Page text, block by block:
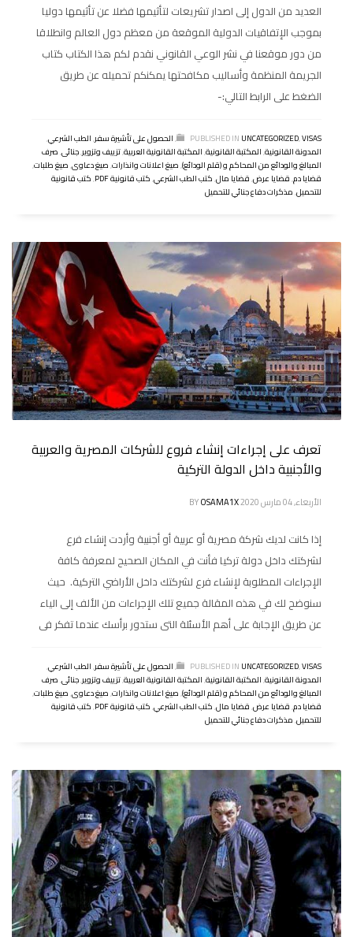
العديد من الدول إلى اصدار تشريعات لتأثيمها فضلا عن تأثيمها دوليا
بموجب الإتفاقيات الدولية الموقعة من معظم دول العالم وانطلاقا
من دور موقعنا في نشر الوعي القانوني نقدم لكم هذا الكتاب كتاب
الجريمة المنظمة وأساليب مكافحتها يمكنكم تحميله عن طريق
الضغط على الرابط التالي:-
PUBLISHED IN UNCATEGORIZED,VISAS
,الحصول على تأشيرة سفر,الطب الشرعي,
المدونة القانونية,المكتبة القانونية,المكتبة القانونية العربية,تزييف وتزوير,جنائى,صرف
المبالغ والودائع من المحاكم و (قلم الودائع),صيغ اعلانات وانذارات,صيغ دعاوى,صيغ طلبات,
قضايا دم,قضايا عرض,قضايا مال,كتب الطب الشرعي,كتب قانونية PDF ,كتب قانونية
للتحميل,مذكرات دفاع جنائي للتحميل
تعرف على إجراءات إنشاء فروع للشركات المصرية والعربية
والأجنبية داخل الدولة التركية
الأربعاء, 04 مارس 2020 BYOSAMA1X
إذا كانت لديك شركة مصرية أو عربية أو أجنبية وأردت إنشاء فرع
لشركتك داخل دولة تركيا فأنت في المكان الصحيح لمعرفة كافة
الإجراءات المطلوبة لإنشاء فرع لشركتك داخل الأراضي التركية. حيث
سنوضح لك في هذه المقالة جميع تلك الإجراءات من الألف إلى الياء
عن طريق الإجابة على أهم الأسئلة التى ستدور برأسك عندما تفكر فى
PUBLISHED IN UNCATEGORIZED,VISAS
,الحصول على تأشيرة سفر,الطب الشرعي,
المدونة القانونية,المكتبة القانونية,المكتبة القانونية العربية,تزييف وتزوير,جنائى,صرف
المبالغ والودائع من المحاكم و (قلم الودائع),صيغ اعلانات وانذارات,صيغ دعاوى,صيغ طلبات,
قضايا دم,قضايا عرض,قضايا مال,كتب الطب الشرعي,كتب قانونية PDF ,كتب قانونية
للتحميل,مذكرات دفاع جنائي للتحميل